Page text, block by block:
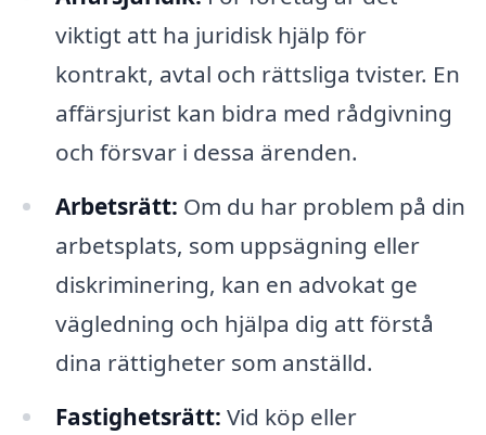
viktigt att ha juridisk hjälp för
kontrakt, avtal och rättsliga tvister. En
affärsjurist kan bidra med rådgivning
och försvar i dessa ärenden.
Arbetsrätt: Om du har problem på din
arbetsplats, som uppsägning eller
diskriminering, kan en advokat ge
vägledning och hjälpa dig att förstå
dina rättigheter som anställd.
Fastighetsrätt: Vid köp eller